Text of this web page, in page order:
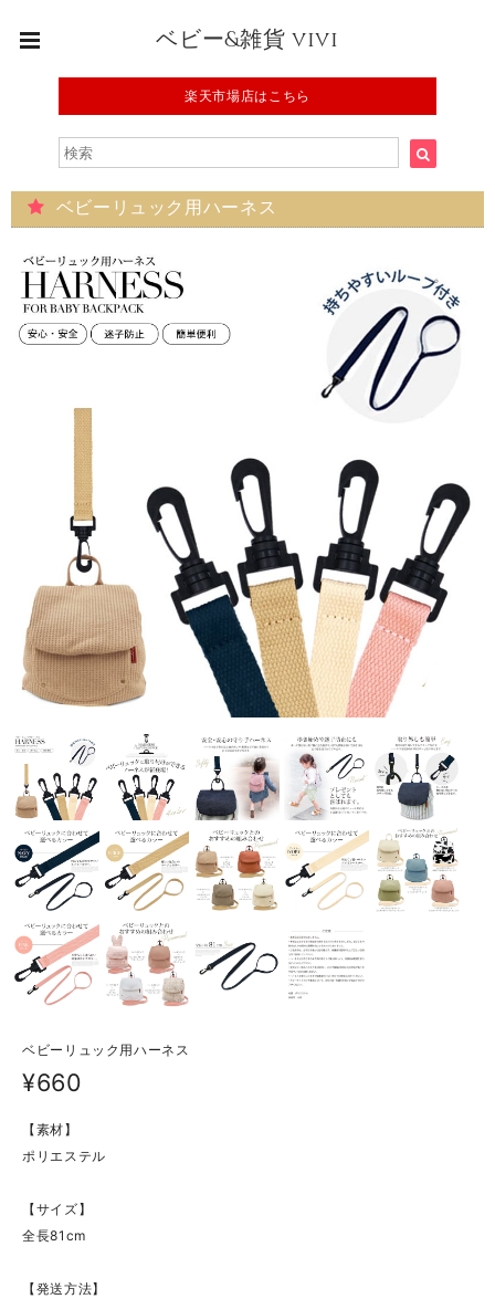
ベビー&雑貨 vivi
楽天市場店はこちら
ベビーリュック用ハーネス
ベビーリュック用ハーネス
¥660
【素材】
ポリエステル
【サイズ】
全長81cm
【発送方法】